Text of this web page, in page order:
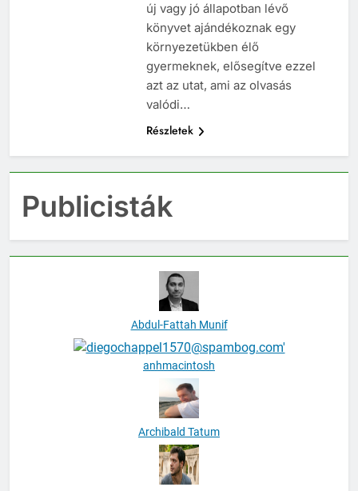
új vagy jó állapotban lévő
könyvet ajándékoznak egy
környezetükben élő
gyermeknek, elősegítve ezzel
azt az utat, ami az olvasás
valódi…
Részletek
Publicisták
Abdul-Fattah Munif
anhmacintosh
Archibald Tatum